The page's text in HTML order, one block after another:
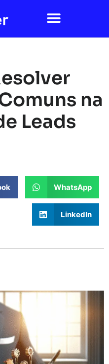
na
Leads
WhatsApp
LinkedIn